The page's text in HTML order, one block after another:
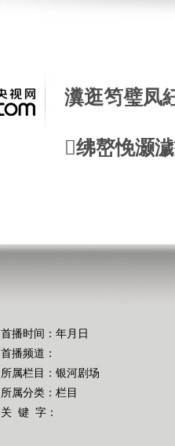
瀵逛笉璧凤
绋嶅悗灏
首播时间：年月日
首播频道：
所属栏目： 银河剧场
所属分类：栏目
关 键 字：